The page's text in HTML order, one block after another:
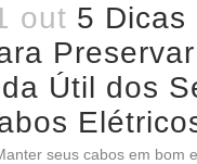
out 5 Dicas
Útil dos
seus cabos em bom